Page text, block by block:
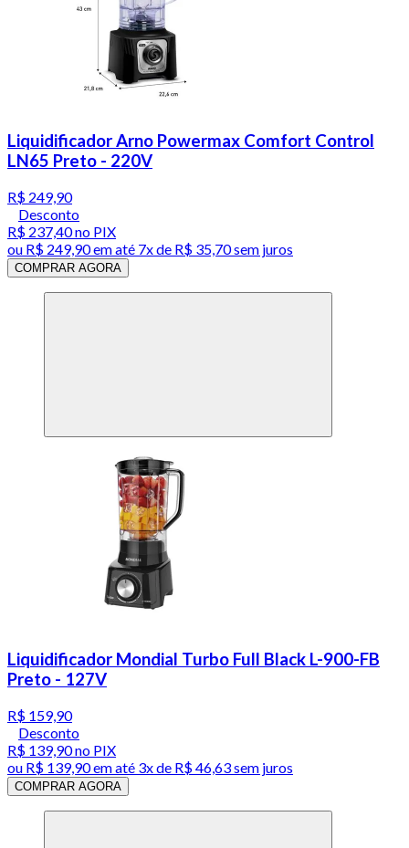
Liquidificador Arno Powermax Comfort Control
LN65 Preto - 220V
R$ 249,90
Desconto
R$ 237,40no PIX
ou R$ 249,90em até 7x de R$ 35,70 sem juros
COMPRAR AGORA
Liquidificador Mondial Turbo Full Black L-900-FB
Preto - 127V
R$ 159,90
Desconto
R$ 139,90no PIX
ou R$ 139,90em até 3x de R$ 46,63 sem juros
COMPRAR AGORA